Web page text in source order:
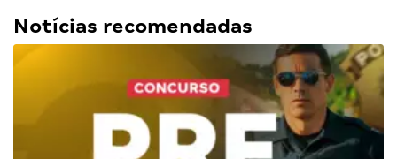
Notícias recomendadas